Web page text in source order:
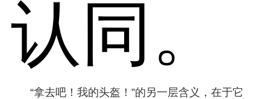
认同。
“拿去吧！我的头盔！”的另一层含义，在于它